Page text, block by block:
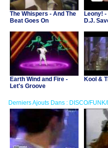
The Whispers - And The
Beat Goes On
Leony!
D.J.
Earth Wind and Fire -
Let's Groove
Kool &
Derniers Ajouts Dans : DISCO/